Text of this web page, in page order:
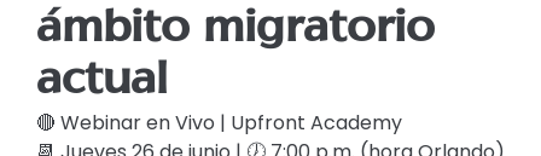
ámbito migratorio
actual
🔴 Webinar en Vivo | Upfront Academy